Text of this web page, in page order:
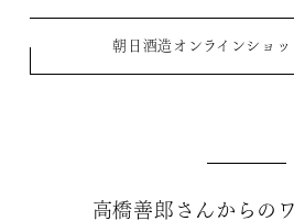
朝日酒造オンラインショ
高橋善郎さんからの